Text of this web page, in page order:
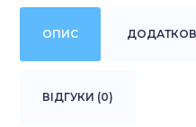
ОПИС
ВІДГУКИ (0)